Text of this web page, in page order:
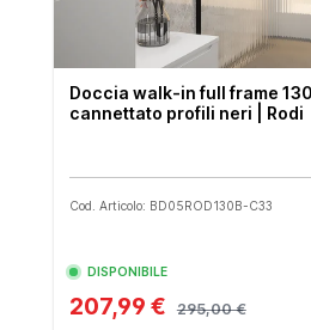
Doccia walk-in full frame
cannettato profili neri | Rodi
Cod. Articolo: BD05ROD130B-C33
DISPONIBILE
207,99 € 295,00 €